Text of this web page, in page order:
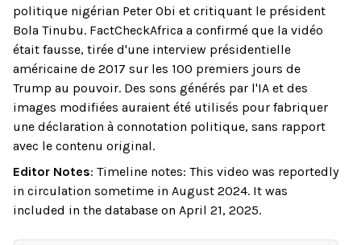
politique nigérian Peter Obi et critiquant le président
Bola Tinubu. FactCheckAfrica a confirmé que la vidéo
était fausse, tirée d'une interview présidentielle
américaine de 2017 sur les 100 premiers jours de
Trump au pouvoir. Des sons générés par l'IA et des
images modifiées auraient été utilisés pour fabriquer
une déclaration à connotation politique, sans rapport
avec le contenu original.
Editor Notes: Timeline notes: This video was reportedly
in circulation sometime in August 2024. It was
included in the database on April 21, 2025.